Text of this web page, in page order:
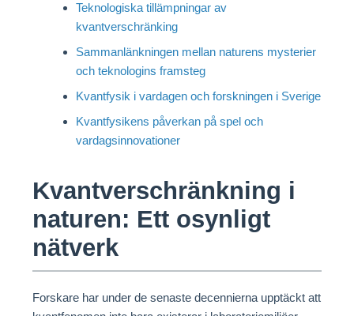
Teknologiska tillämpningar av
kvantverschränking
Sammanlänkningen mellan naturens mysterier
och teknologins framsteg
Kvantfysik i vardagen och forskningen i Sverige
Kvantfysikens påverkan på spel och
vardagsinnovationer
Kvantverschränkning i
naturen: Ett osynligt
nätverk
Forskare har under de senaste decennierna upptäckt att